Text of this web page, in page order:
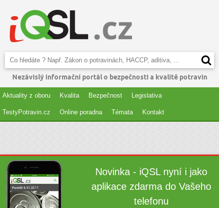
Nezávislý informační portál o bezpečnosti a kvalitě potravin
Aktuality z oboru Kvalita Bezpečnost Legislativa
TestyPotravin.cz Online poradna Témata Kontakt
Novinka - iQSL nyní i jako
aplikace zdarma do Vašeho
telefonu